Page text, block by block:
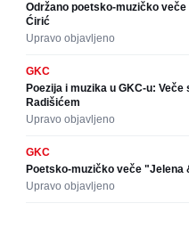
Održano poetsko-muzičko
Ćirić
Upravo objavljeno
GKC
Poezija i muzika u GKC-u:
Radišićem
Upravo objavljeno
GKC
Poetsko-muzičko veče "Jelena
Upravo objavljeno